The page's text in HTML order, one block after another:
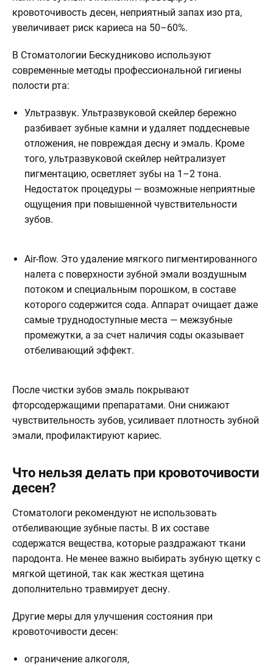
кровоточивость десен, неприятный запах изо рта,
увеличивает риск кариеса на 50–60%.
В Стоматологии Бескудниково используют
современные методы профессиональной гигиены
полости рта:
Ультразвук. Ультразвуковой скейлер бережно
разбивает зубные камни и удаляет поддесневые
отложения, не повреждая десну и эмаль. Кроме
того, ультразвуковой скейлер нейтрализует
пигментацию, осветляет зубы на 1–2 тона.
Недостаток процедуры — возможные неприятные
ощущения при повышенной чувствительности
зубов.
Air-flow. Это удаление мягкого пигментированного
налета с поверхности зубной эмали воздушным
потоком и специальным порошком, в составе
которого содержится сода. Аппарат очищает даже
самые труднодоступные места — межзубные
промежутки, а за счет наличия соды оказывает
отбеливающий эффект.
После чистки зубов эмаль покрывают
фторсодержащими препаратами. Они снижают
чувствительность зубов, усиливает плотность зубной
эмали, профилактируют кариес.
Что нельзя делать при кровоточивости
десен?
Стоматологи рекомендуют не использовать
отбеливающие зубные пасты. В их составе
содержатся вещества, которые раздражают ткани
пародонта. Не менее важно выбирать зубную щетку с
мягкой щетиной, так как жесткая щетина
дополнительно травмирует десну.
Другие меры для улучшения состояния при
кровоточивости десен:
ограничение алкоголя,